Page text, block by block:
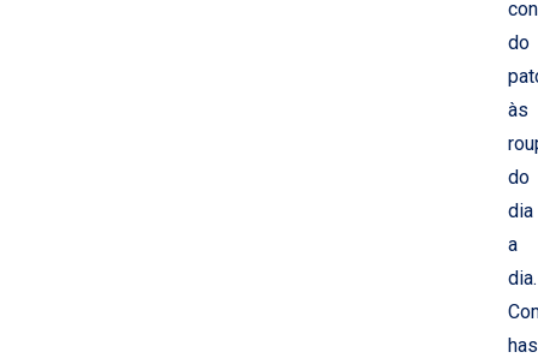
do
às
do
dia
a
dia.